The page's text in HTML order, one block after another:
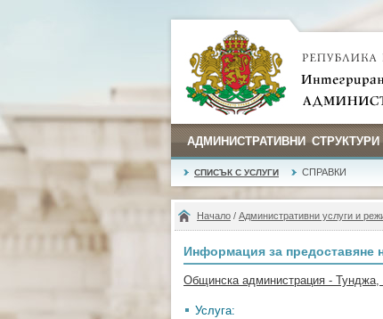
АДМИНИСТРАТИВНИ
СПИСЪК С УСЛУГИ СПРАВКИ
Начало / Административни услуги и
Информация за предоставяне
Общинска администрация -
Услуга: